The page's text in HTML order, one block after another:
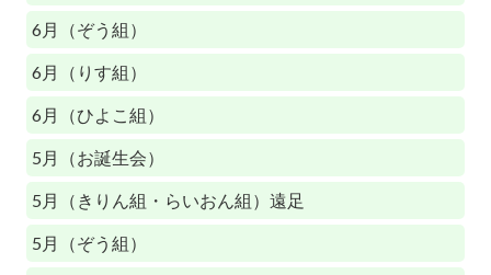
6月（ぞう組）
6月（りす組）
6月（ひよこ組）
5月（お誕生会）
5月（きりん組・らいおん組）遠足
5月（ぞう組）